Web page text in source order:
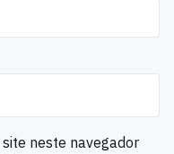
neste navegador